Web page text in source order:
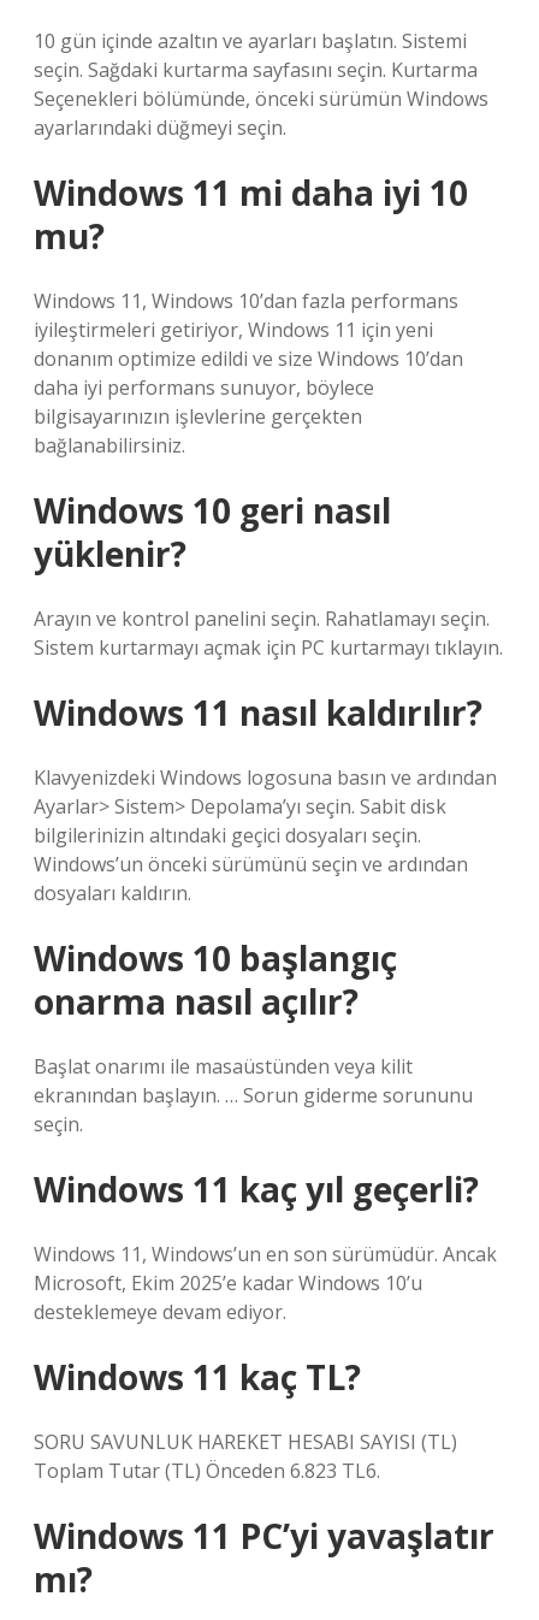
10 gün içinde azaltın ve ayarları başlatın. Sistemi
seçin. Sağdaki kurtarma sayfasını seçin. Kurtarma
Seçenekleri bölümünde, önceki sürümün Windows
ayarlarındaki düğmeyi seçin.
Windows 11 mi daha iyi 10
mu?
Windows 11, Windows 10’dan fazla performans
iyileştirmeleri getiriyor, Windows 11 için yeni
donanım optimize edildi ve size Windows 10’dan
daha iyi performans sunuyor, böylece
bilgisayarınızın işlevlerine gerçekten
bağlanabilirsiniz.
Windows 10 geri nasıl
yüklenir?
Arayın ve kontrol panelini seçin. Rahatlamayı seçin.
Sistem kurtarmayı açmak için PC kurtarmayı tıklayın.
Windows 11 nasıl kaldırılır?
Klavyenizdeki Windows logosuna basın ve ardından
Ayarlar> Sistem> Depolama’yı seçin. Sabit disk
bilgilerinizin altındaki geçici dosyaları seçin.
Windows’un önceki sürümünü seçin ve ardından
dosyaları kaldırın.
Windows 10 başlangıç
onarma nasıl açılır?
Başlat onarımı ile masaüstünden veya kilit
ekranından başlayın. … Sorun giderme sorununu
seçin.
Windows 11 kaç yıl geçerli?
Windows 11, Windows’un en son sürümüdür. Ancak
Microsoft, Ekim 2025’e kadar Windows 10’u
desteklemeye devam ediyor.
Windows 11 kaç TL?
SORU SAVUNLUK HAREKET HESABI SAYISI (TL)
Toplam Tutar (TL) Önceden 6.823 TL6.
Windows 11 PC’yi yavaşlatır
mı?